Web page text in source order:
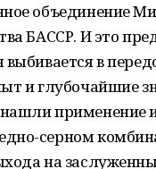
объединение
БАССР. И это
выбивается в
и глубочайшие
применение
серном
на